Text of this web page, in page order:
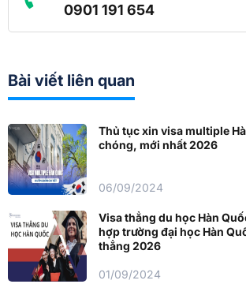
0901 191 654
Bài viết liên quan
Thủ tục xin visa multiple
chóng, mới nhất 2026
06/09/2024
Visa thẳng du học Hàn
hợp trường đại học Hàn
thẳng 2026
01/09/2024